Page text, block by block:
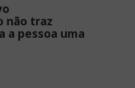
não traz
a pessoa uma